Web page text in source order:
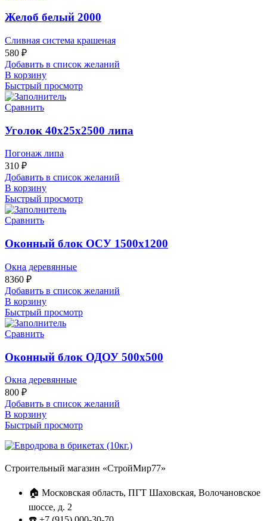
Желоб белый 2000
Сливная система крашеная
580 ₽
Добавить в список желаний
В корзину
Быстрый просмотр
Сравнить
Уголок 40х25х2500 липа
Погонаж липа
310 ₽
Добавить в список желаний
В корзину
Быстрый просмотр
Сравнить
Оконный блок ОСУ 1500х1200
Окна деревянные
8360 ₽
Добавить в список желаний
В корзину
Быстрый просмотр
Сравнить
Оконный блок ОДОУ 500х500
Окна деревянные
800 ₽
Добавить в список желаний
В корзину
Быстрый просмотр
Строительный магазин «СтройМир77»
🏠 Московская область, ПГТ Шаховская, Волочановское
шоссе, д. 2